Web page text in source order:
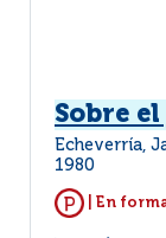
Sobre
Echeverría,
1980
| En